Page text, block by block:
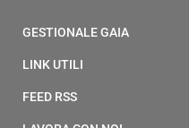
GESTIONALE GAIA
LINK UTILI
FEED RSS